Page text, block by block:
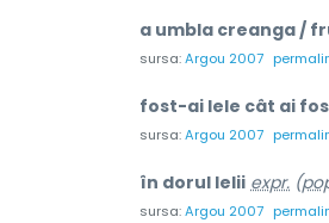
a umbla creanga /
sursa:Argou 2007
fost-ai lele cât ai
sursa:Argou 2007
în dorul lelii expr. (
sursa:Argou 2007